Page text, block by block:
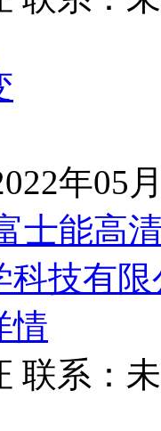
年05
士能高
科技有限
情
联系：